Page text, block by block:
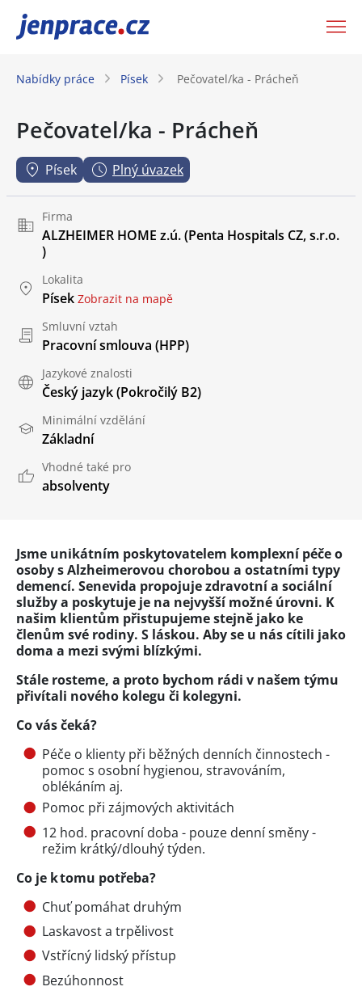
JenPráce.cz
Nabídky práce Písek Pečovatel/ka - Prácheň
Pečovatel/ka - Prácheň
Písek Plný úvazek
Firma
ALZHEIMER HOME z.ú. (Penta Hospitals CZ, s.r.o.
)
Lokalita
Písek Zobrazit na mapě
Smluvní vztah
Pracovní smlouva (HPP)
Jazykové znalosti
Český jazyk(Pokročilý B2)
Minimální vzdělání
Základní
Vhodné také pro
absolventy
Jsme unikátním poskytovatelem komplexní péče o
osoby s Alzheimerovou chorobou a ostatními typy
demencí. Senevida propojuje zdravotní a sociální
služby a poskytuje je na nejvyšší možné úrovni. K
našim klientům přistupujeme stejně jako ke
členům své rodiny. S láskou. Aby se u nás cítili jako
doma a mezi svými blízkými.
Stále rosteme, a proto bychom rádi v našem týmu
přivítali nového kolegu či kolegyni.
Co vás čeká?
Péče o klienty při běžných denních činnostech -
pomoc s osobní hygienou, stravováním,
oblékáním aj.
Pomoc při zájmových aktivitách
12 hod. pracovní doba - pouze denní směny -
režim krátký/dlouhý týden.
Co je k tomu potřeba?
Chuť pomáhat druhým
Laskavost a trpělivost
Vstřícný lidský přístup
Bezúhonnost